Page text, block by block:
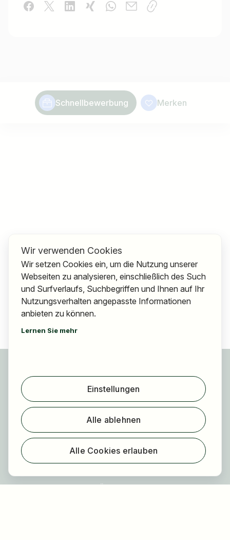
Schnellbewerbung Merken
Jobs finden
Arbeitgeber finden
Registrierung
Für Arbeitgeber
Über uns
Wir verwenden Cookies
Wir setzen Cookies ein, um die Nutzung unserer
Webseiten zu analysieren, einschließlich des Such
und Surfverlaufs, Suchbegriffen und Ihnen auf Ihr
Nutzungsverhalten angepasste Informationen
anbieten zu können.
Lernen Sie mehr
Einstellungen
Alle ablehnen
Alle Cookies erlauben